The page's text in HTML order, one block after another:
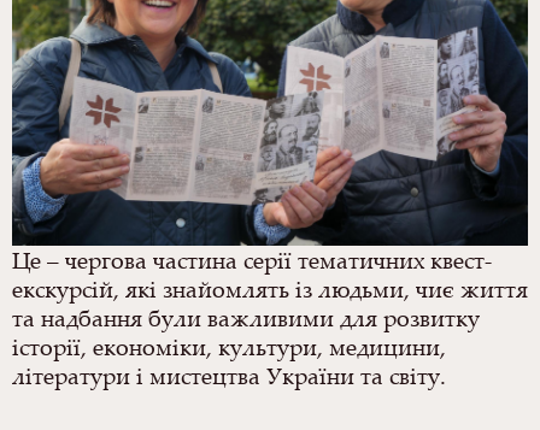
Це – чергова частина серії тематичних квест-
екскурсій, які знайомлять із людьми, чиє життя
та надбання були важливими для розвитку
історії, економіки, культури, медицини,
літератури і мистецтва України та світу.